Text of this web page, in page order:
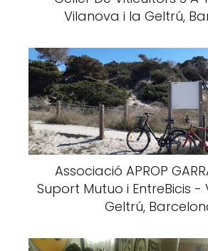
Vilanova i la Geltrú,
Associació APROP
Suport Mutuo i EntreBicis -
Geltrú,